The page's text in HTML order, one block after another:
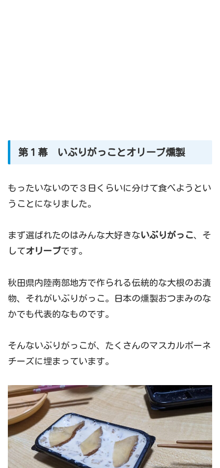
第１幕 いぶりがっことオリーブ燻製
もったいないので３日くらいに分けて食べようとい
うことになりました。
まず選ばれたのはみんな大好きないぶりがっこ、そ
してオリーブです。
秋田県内陸南部地方で作られる伝統的な大根のお漬
物、それがいぶりがっこ。日本の燻製おつまみのな
かでも代表的なものです。
そんないぶりがっこが、たくさんのマスカルポーネ
チーズに埋まっています。